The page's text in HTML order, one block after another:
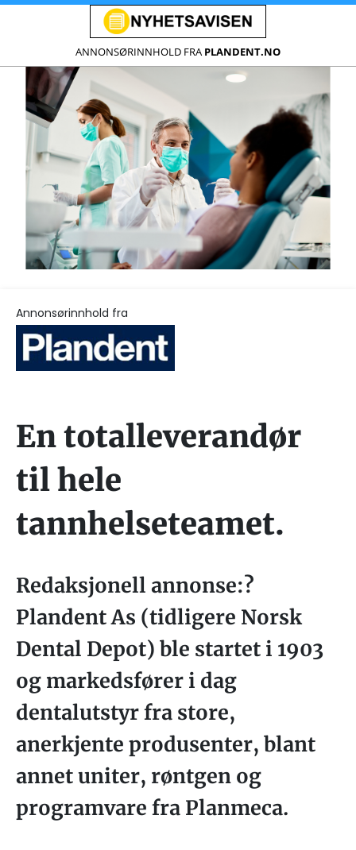
ANNONSØRINNHOLD FRA PLANDENT.NO
Annonsørinnhold fra
En totalleverandør
til hele
tannhelseteamet.
Redaksjonell annonse:?
Plandent As (tidligere Norsk
Dental Depot) ble startet i 1903
og markedsfører i dag
dentalutstyr fra store,
anerkjente produsenter, blant
annet uniter, røntgen og
programvare fra Planmeca.